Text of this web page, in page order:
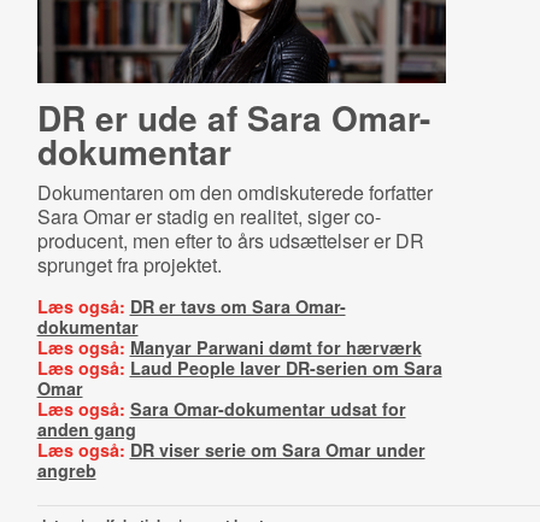
DR er ude af Sara Om­ar-​
do­ku­men­tar
Dokumentaren om den omdiskuterede forfatter
Sara Omar er stadig en realitet, siger co-
producent, men efter to års udsættelser er DR
sprunget fra projektet.
Læs også: DR er tavs om Sara Omar-
dokumentar
Læs også: Manyar Parwani dømt for hærværk
Læs også: Laud People laver DR-serien om Sara
Omar
Læs også: Sara Omar-dokumentar udsat for
anden gang
Læs også: DR viser serie om Sara Omar under
angreb